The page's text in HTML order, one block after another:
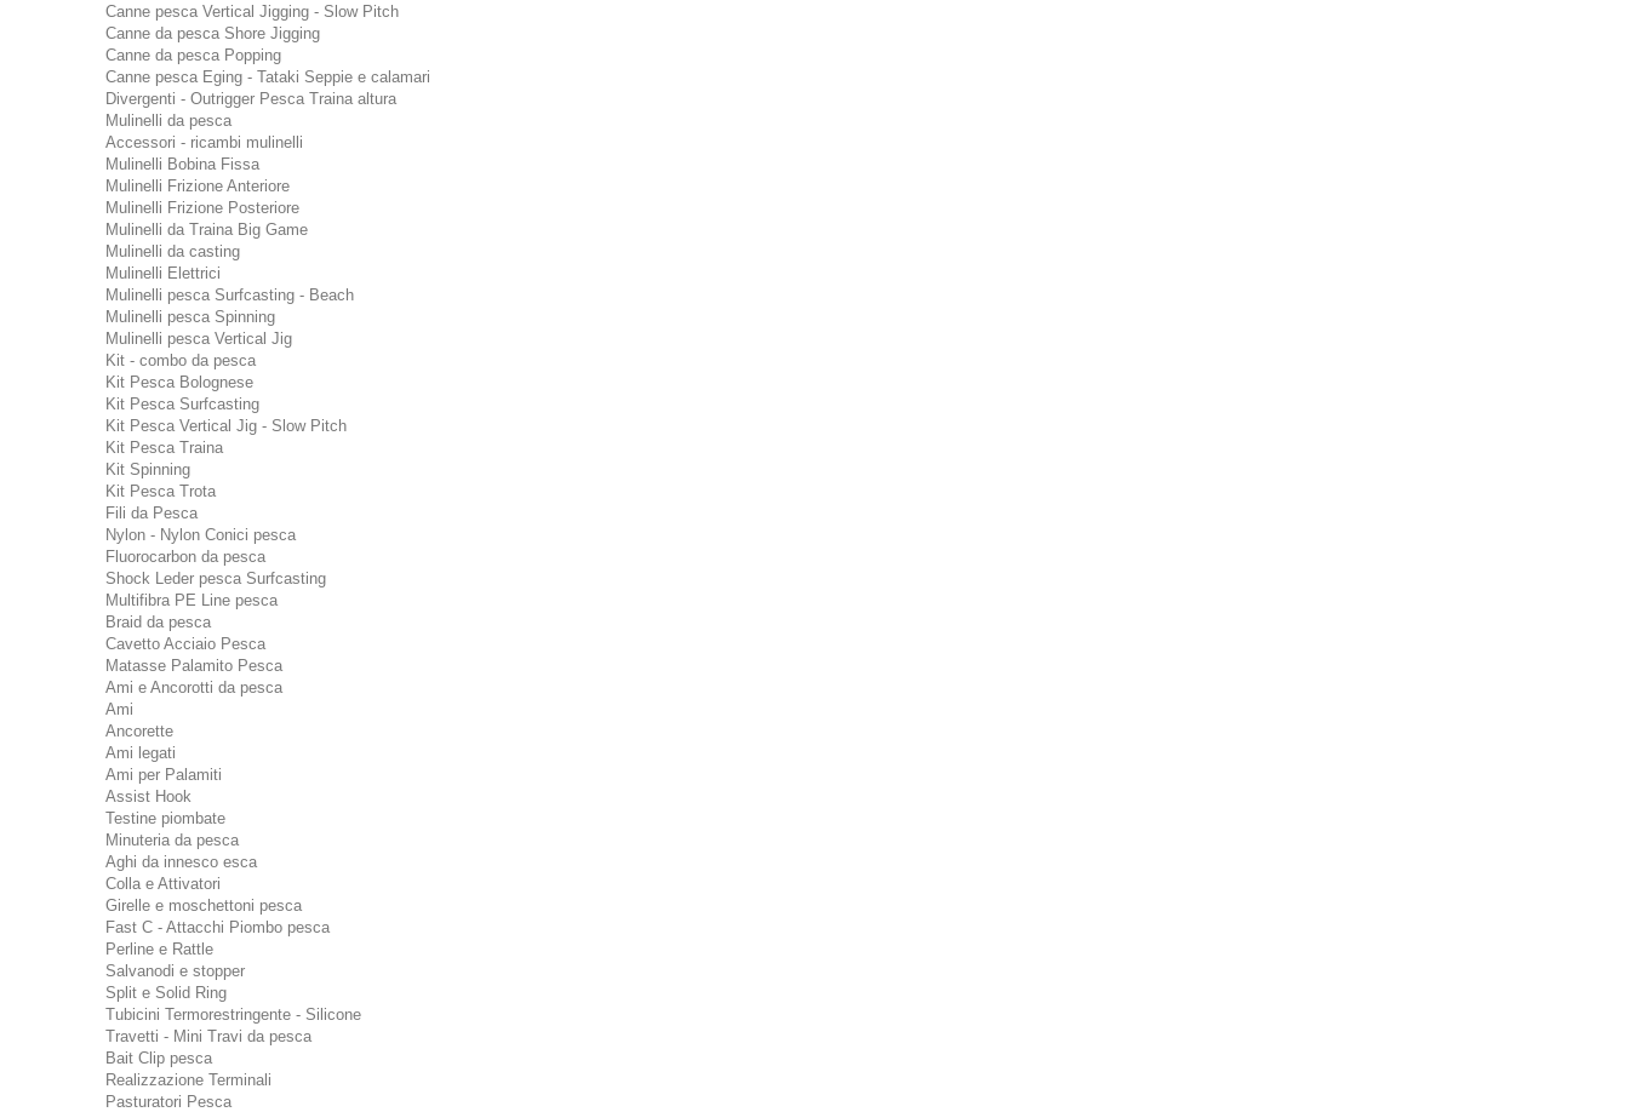
Canne pesca Vertical Jigging - Slow Pitch
Canne da pesca Shore Jigging
Canne da pesca Popping
Canne pesca Eging - Tataki Seppie e calamari
Divergenti - Outrigger Pesca Traina altura
Mulinelli da pesca
Accessori - ricambi mulinelli
Mulinelli Bobina Fissa
Mulinelli Frizione Anteriore
Mulinelli Frizione Posteriore
Mulinelli da Traina Big Game
Mulinelli da casting
Mulinelli Elettrici
Mulinelli pesca Surfcasting - Beach
Mulinelli pesca Spinning
Mulinelli pesca Vertical Jig
Kit - combo da pesca
Kit Pesca Bolognese
Kit Pesca Surfcasting
Kit Pesca Vertical Jig - Slow Pitch
Kit Pesca Traina
Kit Spinning
Kit Pesca Trota
Fili da Pesca
Nylon - Nylon Conici pesca
Fluorocarbon da pesca
Shock Leder pesca Surfcasting
Multifibra PE Line pesca
Braid da pesca
Cavetto Acciaio Pesca
Matasse Palamito Pesca
Ami e Ancorotti da pesca
Ami
Ancorette
Ami legati
Ami per Palamiti
Assist Hook
Testine piombate
Minuteria da pesca
Aghi da innesco esca
Colla e Attivatori
Girelle e moschettoni pesca
Fast C - Attacchi Piombo pesca
Perline e Rattle
Salvanodi e stopper
Split e Solid Ring
Tubicini Termorestringente - Silicone
Travetti - Mini Travi da pesca
Bait Clip pesca
Realizzazione Terminali
Pasturatori Pesca